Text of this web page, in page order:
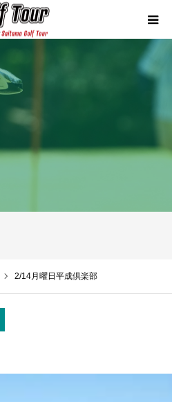
2/14月曜日平成倶楽部